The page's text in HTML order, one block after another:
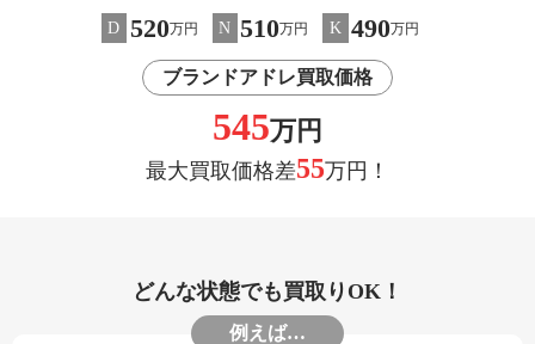
D 520万円 N 510万円 K 490万円
ブランドアドレ買取価格
545万円
最大買取価格差55万円！
どんな状態でも買取りOK！
例えば…